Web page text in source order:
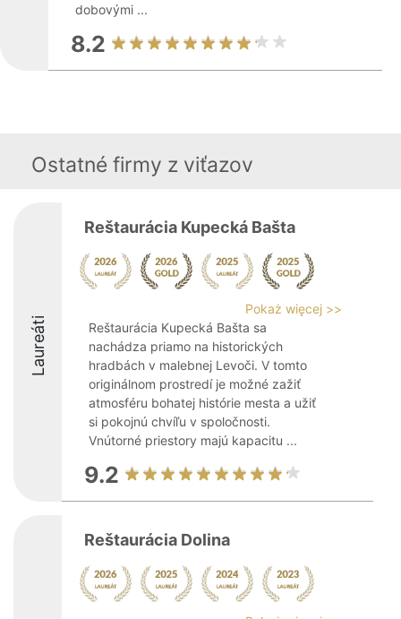
dobovými ...
8.2
Ostatné firmy z viťazov
Laureáti
Reštaurácia Kupecká Bašta
Pokaż więcej >>
Reštaurácia Kupecká Bašta sa
nachádza priamo na historických
hradbách v malebnej Levoči. V tomto
originálnom prostredí je možné zažiť
atmosféru bohatej histórie mesta a užiť
si pokojnú chvíľu v spoločnosti.
Vnútorné priestory majú kapacitu ...
9.2
Reštaurácia Dolina